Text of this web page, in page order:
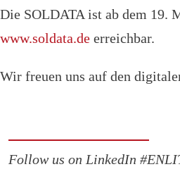
Die SOLDATA ist ab dem 19.
www.soldata.deerreichbar.
Wir freuen uns auf den
Follow us on LinkedIn